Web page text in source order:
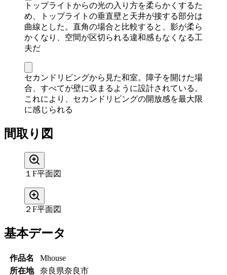
トップライトからの光の入り方を柔らかくするた
め、トップライトの垂直壁と天井が接する部分は
曲線とした。直角の場合と比較すると、影が柔ら
かくなり、空間が区切られる違和感もなくなる工
夫だ
セカンドリビングから見た和室。障子を開けた場
合、すべてが壁に収まるように設計されている。
これにより、セカンドリビングの開放感を最大限
に感じられる
間取り図
１F平面図
２F平面図
基本データ
作品名
Mhouse
所在地
奈良県奈良市